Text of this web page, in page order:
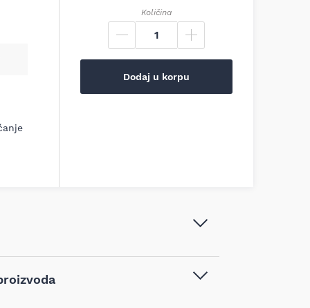
Količina
Dodaj u korpu
Ah - 624974000